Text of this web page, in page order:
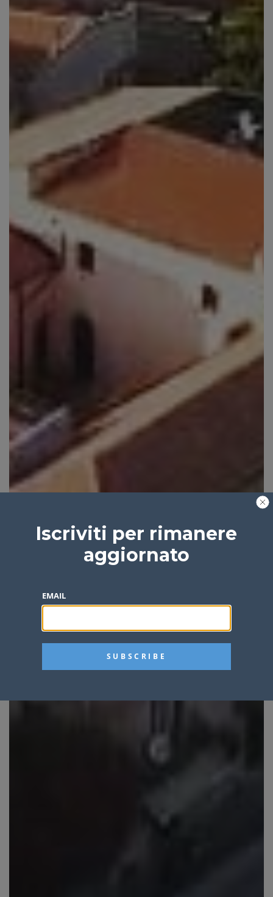
Iscriviti per rimanere
aggiornato
EMAIL